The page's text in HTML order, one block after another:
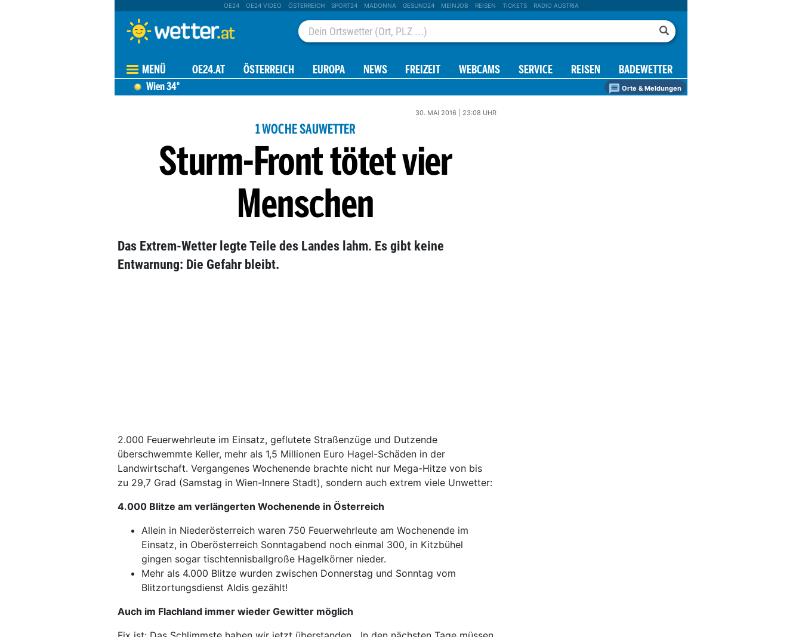
OE24 OE24 VIDEO ÖSTERREICH SPORT24 MADONNA GESUND24 MEINJOB REISEN TICKETS RADIO AUSTRIA
MENÜ OE24.AT ÖSTERREICH EUROPA NEWS FREIZEIT WEBCAMS SERVICE REISEN BADEWETTER
Wien34° Orte & Meldungen
30. MAI 2016 | 23:08 UHR
1 WOCHE SAUWETTER
Sturm-Front tötet vier
Menschen
Das Extrem-Wetter legte Teile des Landes lahm. Es gibt keine
Entwarnung: Die Gefahr bleibt.
2.000 Feuerwehrleute im Einsatz, geflutete Straßenzüge und Dutzende
überschwemmte Keller, mehr als 1,5 Millionen Euro Hagel-Schäden in der
Landwirtschaft. Vergangenes Wochenende brachte nicht nur Mega-Hitze von bis
zu 29,7 Grad (Samstag in Wien-Innere Stadt), sondern auch ex­trem viele Unwetter:
4.000 Blitze am verlängerten Wochenende in Österreich
Allein in Niederösterreich waren 750 Feuerwehrleute am Wochenende im
Einsatz, in Oberösterreich Sonntagabend noch einmal 300, in Kitzbühel
gingen sogar tischtennisballgroße Hagelkörner nieder.
Mehr als 4.000 Blitze wurden zwischen Donnerstag und Sonntag vom
Blitzortungsdienst Aldis gezählt!
Auch im Flachland immer wieder Gewitter möglich